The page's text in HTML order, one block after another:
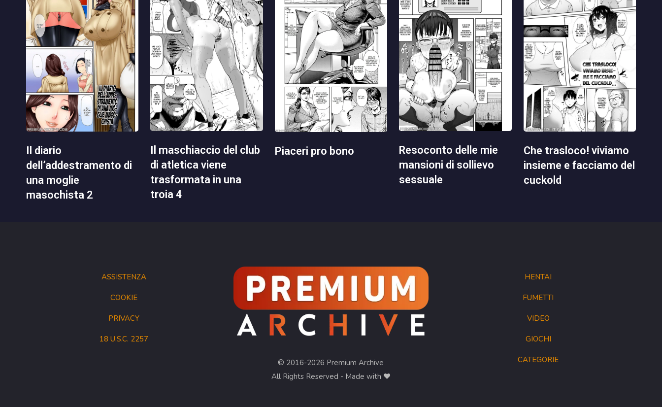
il diario
dell’addestramento di
una moglie
masochista 2
il maschiaccio del club
di atletica viene
trasformata in una
troia 4
piaceri pro bono
resoconto delle mie
mansioni di sollievo
sessuale
che trasloco! viviamo
insieme e facciamo del
cuckold
ASSISTENZA
COOKIE
PRIVACY
18 U.S.C. 2257
© 2016-2026 Premium Archive
All Rights Reserved - Made with ❤︎
HENTAI
FUMETTI
VIDEO
GIOCHI
CATEGORIE